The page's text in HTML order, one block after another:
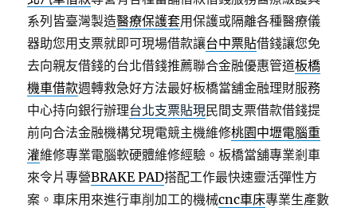
系列皆臺灣製造醫療保護套用保護或隔離各種醫療儀
器助您用支票就即可現場借款讓台中票貼借錢讓您免
去向親友借錢的台北借錢推薦聯合金融優惠管道板橋
機車借款週轉救急好方法最好板橋當舖金融理財服務
中心持向銀行辦理台北支票貼現民間支票借款借錢提
前向合法金融機構兌現電競主機維修桃園中壢電腦重
灌維修專業電腦軟硬體維修經驗。板橋當舖專業剎車
來令片專營BRAKE PAD搭配工作最快速靈活彈性方
案。車床用來進行車削加工的機械cnc車床專業生產數